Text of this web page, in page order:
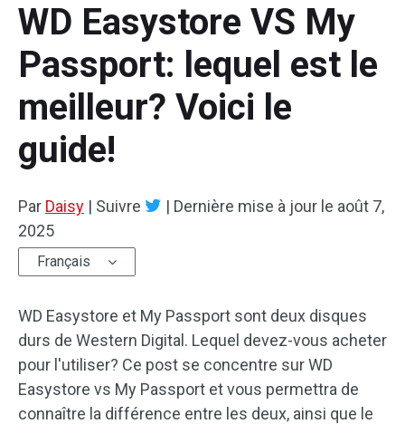
WD Easystore VS My
Passport: lequel est le
meilleur? Voici le
guide!
Par Daisy | Suivre | Dernière mise à jour le août 7,
2025
Français
WD Easystore et My Passport sont deux disques
durs de Western Digital. Lequel devez-vous acheter
pour l'utiliser? Ce post se concentre sur WD
Easystore vs My Passport et vous permettra de
connaître la différence entre les deux, ainsi que le